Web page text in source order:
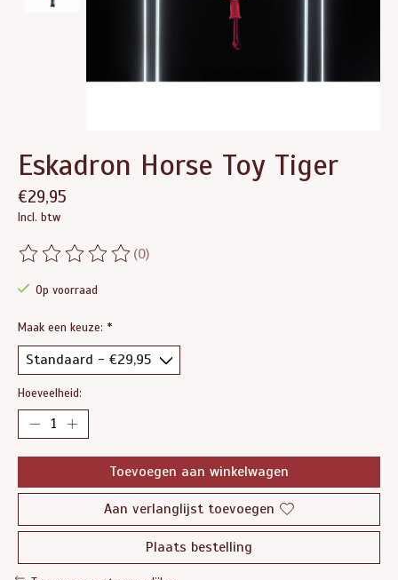
Eskadron Horse Toy Tiger
€29,95
Incl. btw
De beoordeling van dit product is
(0)
Op voorraad
Maak een keuze: *
Hoeveelheid:
Toevoegen aan winkelwagen
Aan verlanglijst toevoegen
Plaats bestelling